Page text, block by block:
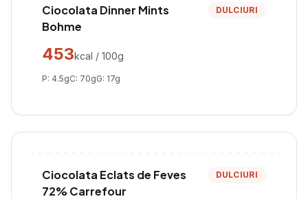
Ciocolata Dinner Mints
Bohme
DULCIURI
453kcal / 100g
P: 4.5gC: 70gG: 17g
Ciocolata Eclats de Feves
72% Carrefour
DULCIURI